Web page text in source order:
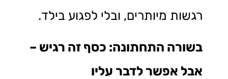
רגשות מיותרים, ובלי לפגוע בילד.
בשורה התחתונה: כסף זה רגיש –
אבל אפשר לדבר עליו